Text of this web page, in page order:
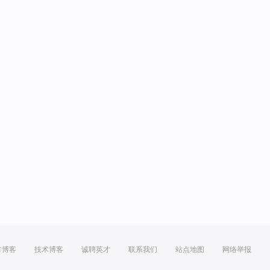
博客 技术博客 诚聘英才 联系我们 站点地图 网络举报